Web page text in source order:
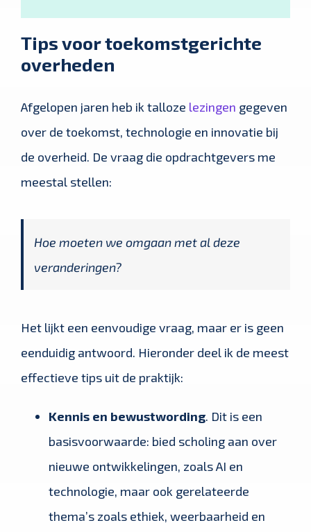
Tips voor toekomstgerichte
overheden
Afgelopen jaren heb ik talloze lezingen gegeven
over de toekomst, technologie en innovatie bij
de overheid. De vraag die opdrachtgevers me
meestal stellen:
Hoe moeten we omgaan met al deze
veranderingen?
Het lijkt een eenvoudige vraag, maar er is geen
eenduidig antwoord. Hieronder deel ik de meest
effectieve tips uit de praktijk:
Kennis en bewustwording. Dit is een
basisvoorwaarde: bied scholing aan over
nieuwe ontwikkelingen, zoals AI en
technologie, maar ook gerelateerde
thema’s zoals ethiek, weerbaarheid en